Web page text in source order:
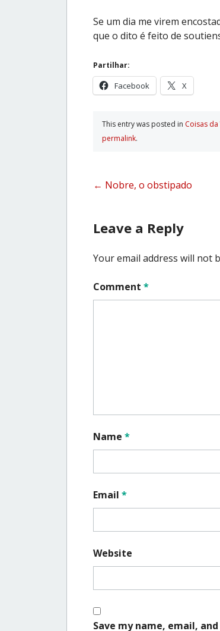
Se um dia me virem
que o dito é feito de
Partilhar:
Facebook X
This entry was posted in Coisas da
permalink.
Post
← Nobre, o obstipado
Leave a Reply
Your email address will not
Comment *
Name *
Email *
Website
Save my name, email,